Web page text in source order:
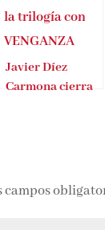
Javier Díez
Carmona cierra
campos